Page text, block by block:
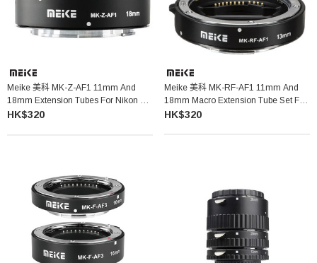
Meike 美科 MK-Z-AF1 11mm And
18mm Extension Tubes For Nikon Z
微距接環
HK$320
Meike 美科 MK-RF-AF1 11mm And
18mm Macro Extension Tube Set For
Canon RF 微距接環
HK$320